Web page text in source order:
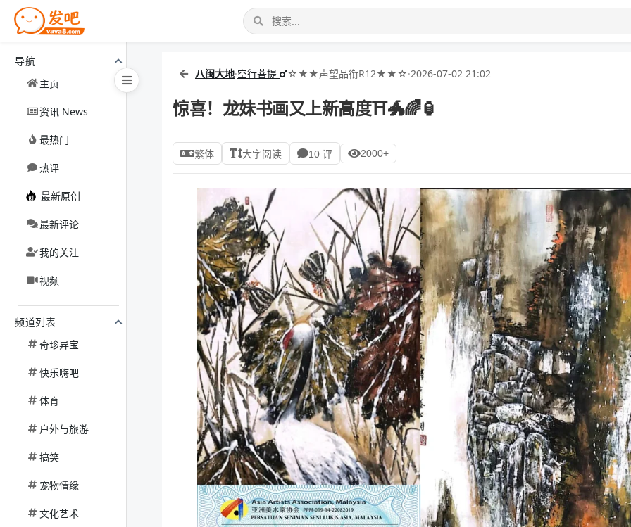
导航
主页
资讯 News
最热门
热评
最新原创
最新评论
我的关注
视频
频道列表
奇珍异宝
快乐嗨吧
体育
户外与旅游
搞笑
宠物情缘
文化艺术
八闽大地·空行菩提 ☆★★声望品衔R12★★☆·2026-07-02 21:02
惊喜！龙妹书画又上新高度⛩️🐲🌈🏮
繁体 大字阅读 10 评 2000+